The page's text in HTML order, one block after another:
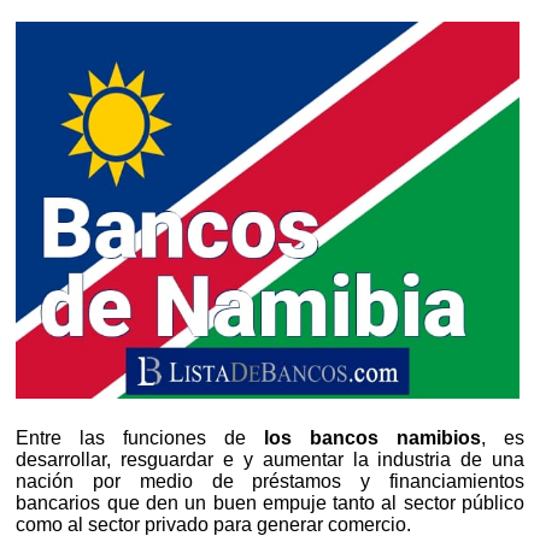
Entre las funciones de los bancos namibios, es
desarrollar, resguardar e y aumentar la industria de una
nación por medio de préstamos y financiamientos
bancarios que den un buen empuje tanto al sector público
como al sector privado para generar comercio.